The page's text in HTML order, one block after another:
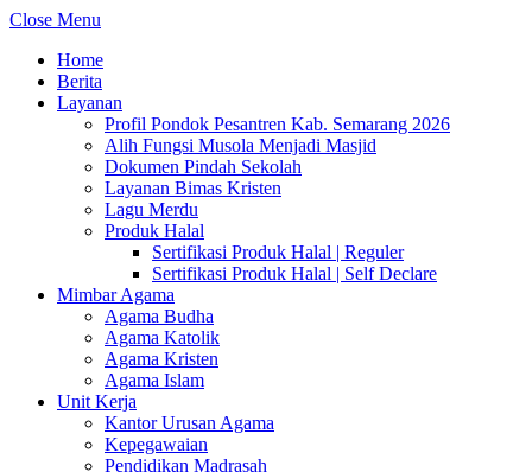
Close Menu
Home
Berita
Layanan
Profil Pondok Pesantren Kab. Semarang 2026
Alih Fungsi Musola Menjadi Masjid
Dokumen Pindah Sekolah
Layanan Bimas Kristen
Lagu Merdu
Produk Halal
Sertifikasi Produk Halal | Reguler
Sertifikasi Produk Halal | Self Declare
Mimbar Agama
Agama Budha
Agama Katolik
Agama Kristen
Agama Islam
Unit Kerja
Kantor Urusan Agama
Kepegawaian
Pendidikan Madrasah